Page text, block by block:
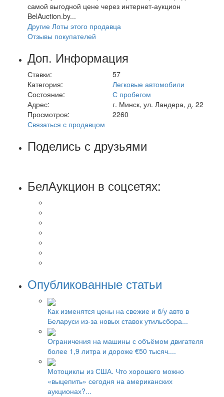
самой выгодной цене через интернет-аукцион
BelAuction.by...
Другие Лоты этого продавца
Отзывы покупателей
Доп. Информация
Ставки:
57
Категория:
Легковые автомобили
Состояние:
С пробегом
Адрес:
г. Минск, ул. Ландера, д. 22
Просмотров:
2260
Связаться с продавцом
Поделись с друзьями
БелАукцион в соцсетях:
Опубликованные статьи
Как изменятся цены на свежие и б/у авто в
Беларуси из-за новых ставок утильсбора...
Ограничения на машины с объёмом двигателя
более 1,9 литра и дороже €50 тысяч....
Мотоциклы из США. Что хорошего можно
«выцепить» сегодня на американских
аукционах?...